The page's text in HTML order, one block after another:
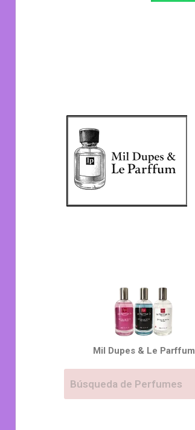
Mil Dupes & Le Parffum